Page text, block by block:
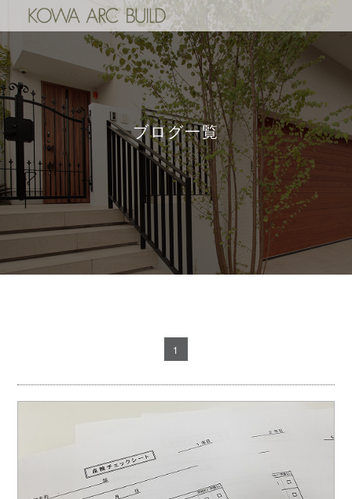
ブログ一覧
1